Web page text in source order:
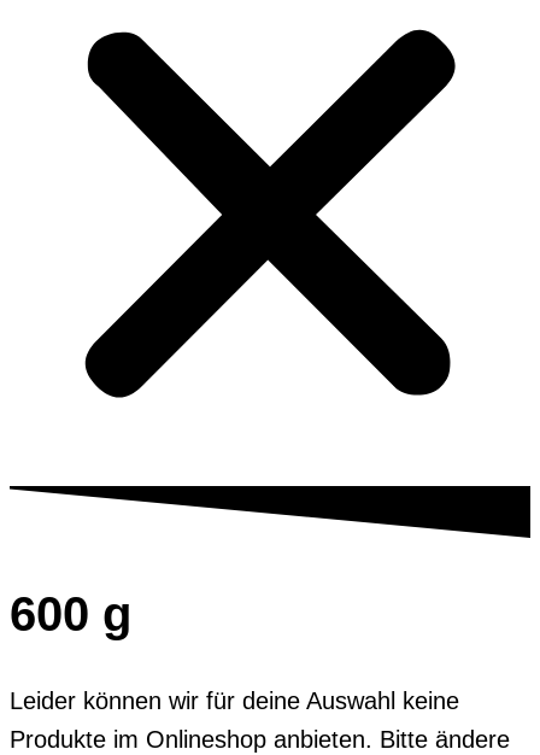
600 g
Leider können wir für deine Auswahl keine
Produkte im Onlineshop anbieten. Bitte ändere